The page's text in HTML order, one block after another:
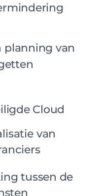
planning van
Cloud
van
tussen de